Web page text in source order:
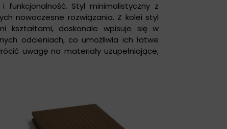
Styl minimalistyczny z
nowoczesne rozwiązania. Z kolei styl
kształtami, doskonale wpisuje się w
odcieniach, co umożliwia ich łatwe
uwagę na materiały uzupełniające,